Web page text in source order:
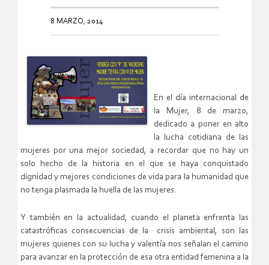
8 MARZO, 2014
En el día internacional de
la Mujer, 8 de marzo,
dedicado a poner en alto
la lucha cotidiana de las
mujeres por una mejor sociedad, a recordar que no hay un
solo hecho de la historia en el que se haya conquistado
dignidad y mejores condiciones de vida para la humanidad que
no tenga plasmada la huella de las mujeres.
Y también en la actualidad, cuando el planeta enfrenta las
catastróficas consecuencias de la crisis ambiental, son las
mujeres quienes con su lucha y valentía nos señalan el camino
para avanzar en la protección de esa otra entidad femenina a la